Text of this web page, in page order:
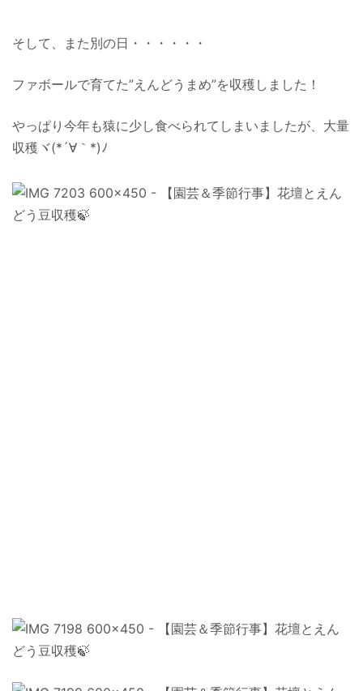
そして、また別の日・・・・・・
ファボールで育てた”えんどうまめ”を収穫しました！
やっぱり今年も猿に少し食べられてしまいましたが、大量
収穫ヾ(*´∀｀*)ﾉ